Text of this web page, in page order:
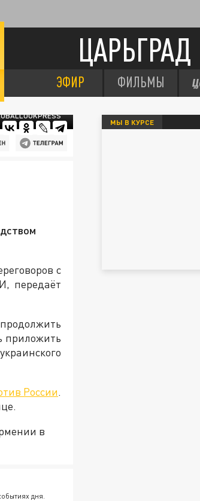
ЦАРЬГРАД
ЭФИР ФИЛЬМЫ
с
передаёт
приложить
России.
в
дня.
МЫ В КУРСЕ